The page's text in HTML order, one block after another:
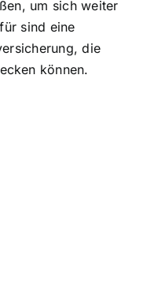
um sich weiter
sind eine
die
können.